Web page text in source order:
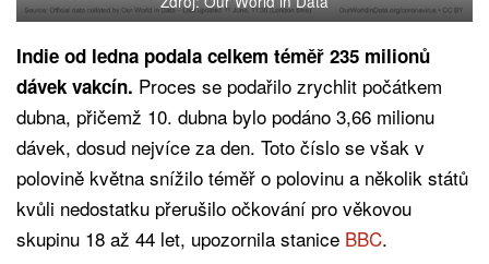
Indie od ledna podala celkem téměř 235 milionů
dávek vakcín. Proces se podařilo zrychlit počátkem
dubna, přičemž 10. dubna bylo podáno 3,66 milionu
dávek, dosud nejvíce za den. Toto číslo se však v
polovině května snížilo téměř o polovinu a několik států
kvůli nedostatku přerušilo očkování pro věkovou
skupinu 18 až 44 let, upozornila stanice BBC.